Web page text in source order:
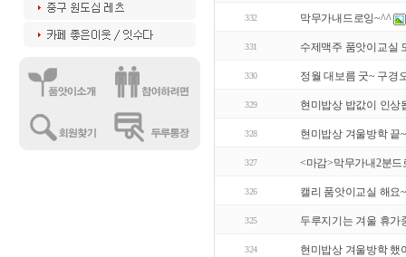
332 막무가내드로잉~^^
331 수제맥주 품앗이교실
330 정월 대보름 굿~ 구경
329 현미밥상 밥값이 인상
328 현미밥상 겨울방학 끝
327 <마감>막무가내2분
326 캘리 품앗이교실 해요
325 두루지기는 겨울 휴가
324 현미밥상 겨울방학 했